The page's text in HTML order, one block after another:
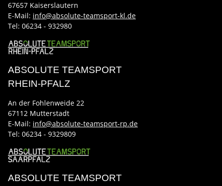
67657 Kaiserslautern
E-Mail: info@absolute-teamsport-kl.de
Tel: 06234 - 932980
ABSOLUTE TEAMSPORT
RHEIN-PFALZ
An der Fohlenweide 22
67112 Mutterstadt
E-Mail: info@absolute-teamsport-rp.de
Tel: 06234 - 9329809
ABSOLUTE TEAMSPORT